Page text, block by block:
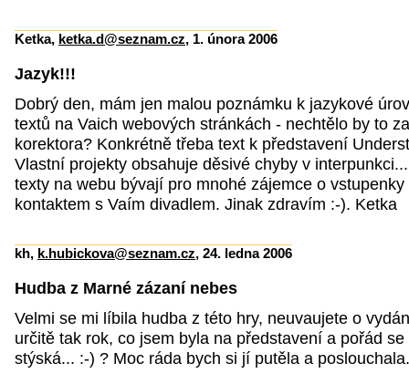
Ketka, ketka.d@seznam.cz, 1. února 2006
Jazyk!!!
Dobrý den, mám jen malou poznámku k jazykové
textů na Vaich webových stránkách - nechtělo by to
korektora? Konkrétně třeba text k představení
Vlastní projekty obsahuje děsivé chyby v interpunkci....
texty na webu bývají pro mnohé zájemce o
kontaktem s Vaím divadlem. Jinak zdravím :-). Ketka
kh, k.hubickova@seznam.cz, 24. ledna 2006
Hudba z Marné zázaní nebes
Velmi se mi líbila hudba z této hry, neuvaujete o
určitě tak rok, co jsem byla na představení a pořád
stýská... :-) ? Moc ráda bych si jí putěla a